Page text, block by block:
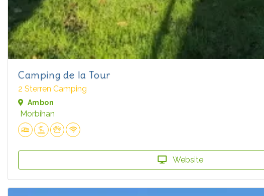
Camping de la Tour
2 Sterren Camping
Ambon
Morbihan
Website